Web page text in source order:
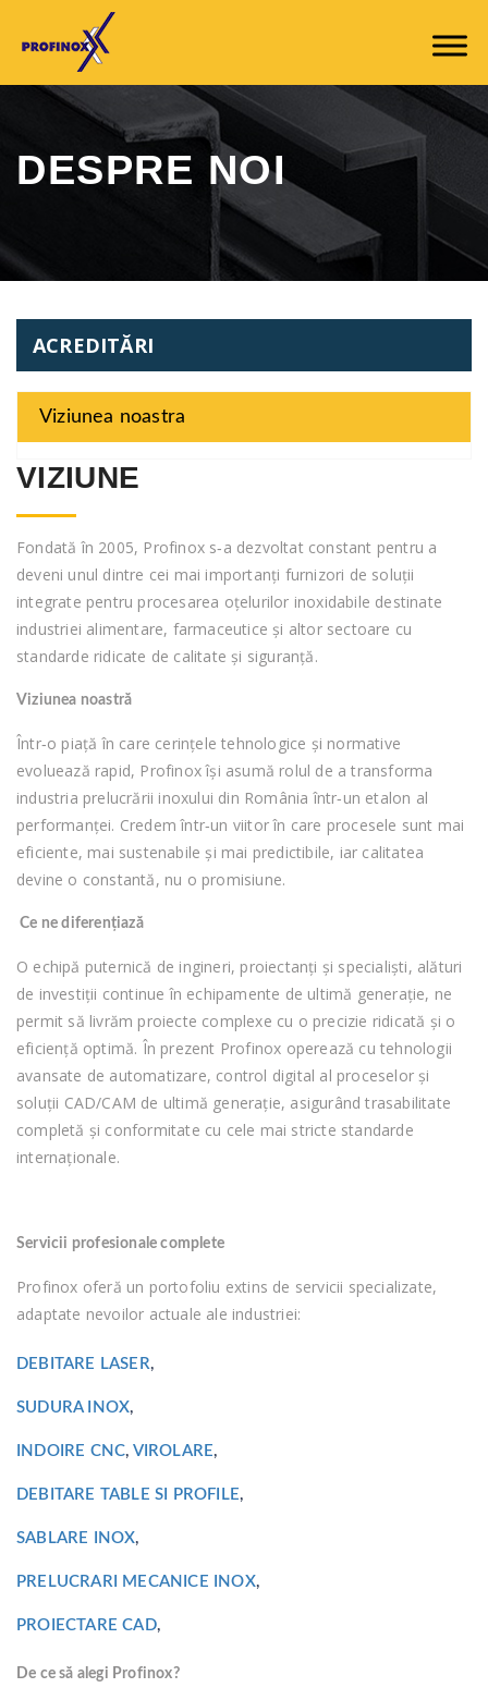
DESPRE NOI
ACREDITĂRI
Viziunea noastra
VIZIUNE
Fondată în 2005, Profinox s‑a dezvoltat constant pentru a
deveni unul dintre cei mai importanți furnizori de soluții
integrate pentru procesarea oțelurilor inoxidabile destinate
industriei alimentare, farmaceutice și altor sectoare cu
standarde ridicate de calitate și siguranță.
Viziunea noastră
Într‑o piață în care cerințele tehnologice și normative
evoluează rapid, Profinox își asumă rolul de a transforma
industria prelucrării inoxului din România într‑un etalon al
performanței. Credem într‑un viitor în care procesele sunt mai
eficiente, mai sustenabile și mai predictibile, iar calitatea
devine o constantă, nu o promisiune.
Ce ne diferențiază
O echipă puternică de ingineri, proiectanți și specialiști, alături
de investiții continue în echipamente de ultimă generație, ne
permit să livrăm proiecte complexe cu o precizie ridicată și o
eficiență optimă. În prezent Profinox operează cu tehnologii
avansate de automatizare, control digital al proceselor și
soluții CAD/CAM de ultimă generație, asigurând trasabilitate
completă și conformitate cu cele mai stricte standarde
internaționale.
Servicii profesionale complete
Profinox oferă un portofoliu extins de servicii specializate,
adaptate nevoilor actuale ale industriei:
DEBITARE LASER,
SUDURA INOX,
INDOIRE CNC, VIROLARE,
DEBITARE TABLE SI PROFILE,
SABLARE INOX,
PRELUCRARI MECANICE INOX,
PROIECTARE CAD,
De ce să alegi Profinox?